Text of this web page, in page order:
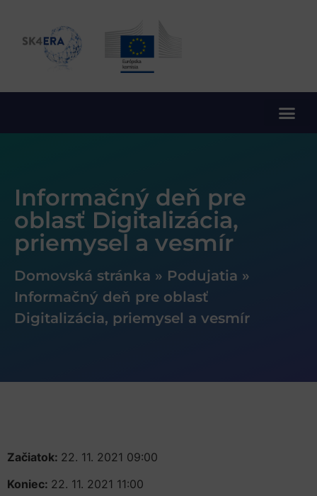
Informačný deň pre
oblasť Digitalizácia,
priemysel a vesmír
Domovská stránka » Podujatia »
Informačný deň pre oblasť
Digitalizácia, priemysel a vesmír
Začiatok: 22. 11. 2021 09:00
Koniec: 22. 11. 2021 11:00